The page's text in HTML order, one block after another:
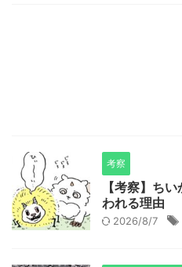
考察
【考察】ち
われる理由
2026/8/7